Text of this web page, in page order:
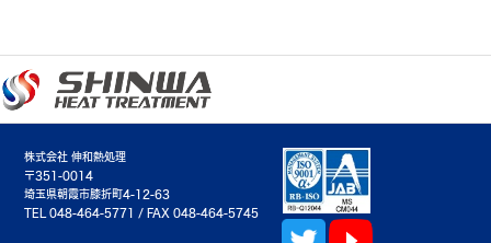
株式会社 伸和熱処理
〒351-0014
埼玉県朝霞市膝折町4-12-63
TEL 048-464-5771 / FAX 048-464-5745